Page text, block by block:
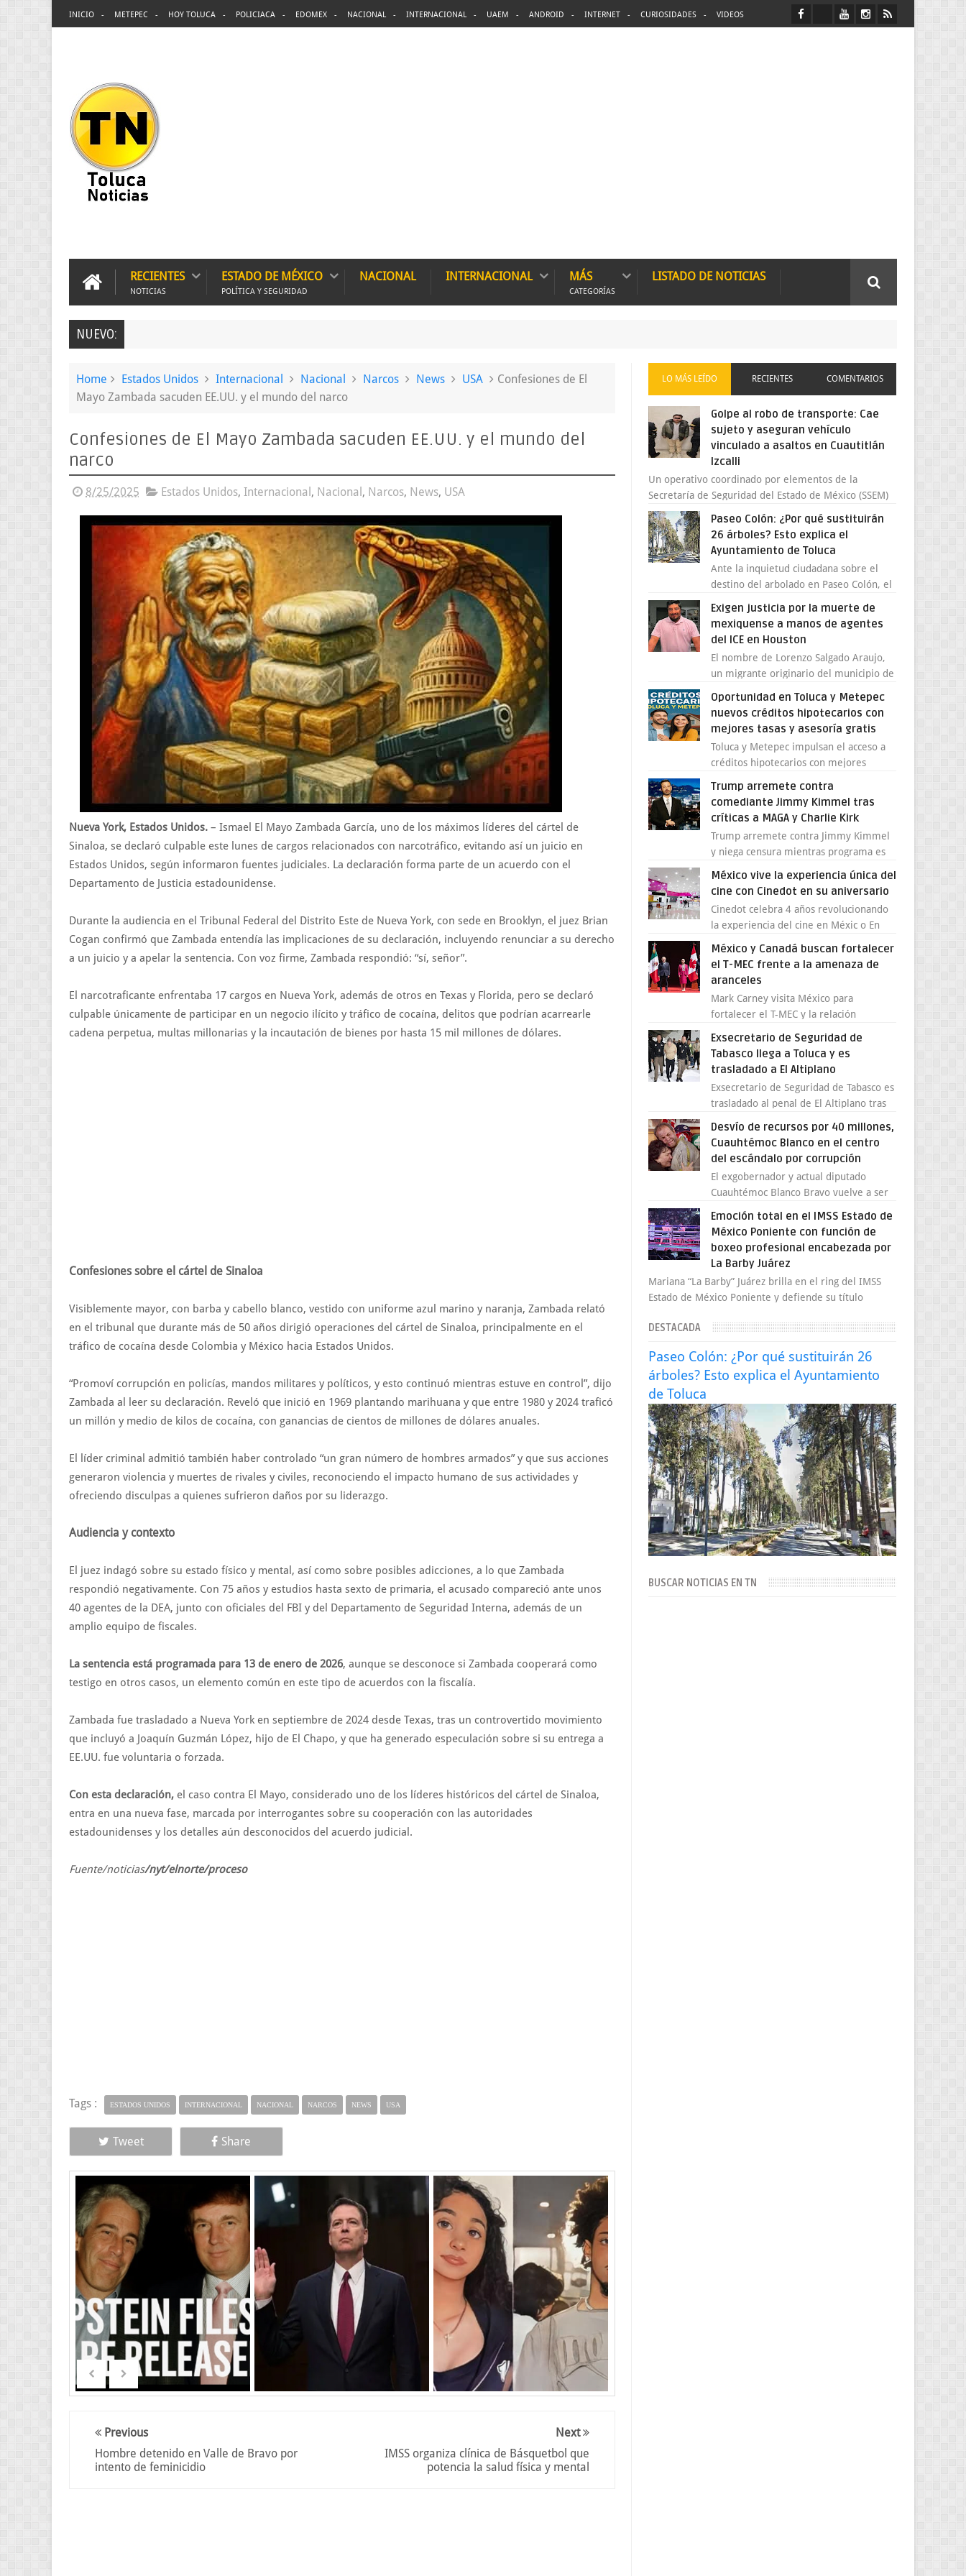
INICIO METEPEC HOY TOLUCA POLICIACA EDOMEX NACIONAL INTERNACIONAL UAEM ANDROID INTERNET CURIOSIDADES VIDEOS
RECIENTES
NOTICIAS
ESTADO DE MÉXICO
POLÍTICA Y SEGURIDAD
NACIONAL INTERNACIONAL MÁS
CATEGORÍAS
LISTADO DE NOTICIAS
NUEVO:
Home Estados Unidos Internacional Nacional Narcos News USA
Confesiones de El
Mayo Zambada sacuden EE.UU. y el mundo del narco
Confesiones de El Mayo Zambada sacuden EE.UU. y el mundo del
narco
8/25/2025 Estados Unidos, Internacional , Nacional , Narcos, News, USA
Nueva York, Estados Unidos. – Ismael El Mayo Zambada García, uno de los máximos líderes del cártel de
Sinaloa, se declaró culpable este lunes de cargos relacionados con narcotráfico, evitando así un juicio en
Estados Unidos, según informaron fuentes judiciales. La declaración forma parte de un acuerdo con el
Departamento de Justicia estadounidense.
Durante la audiencia en el Tribunal Federal del Distrito Este de Nueva York, con sede en Brooklyn, el juez Brian
Cogan confirmó que Zambada entendía las implicaciones de su declaración, incluyendo renunciar a su derecho
a un juicio y a apelar la sentencia. Con voz firme, Zambada respondió: “sí, señor”.
El narcotraficante enfrentaba 17 cargos en Nueva York, además de otros en Texas y Florida, pero se declaró
culpable únicamente de participar en un negocio ilícito y tráfico de cocaína, delitos que podrían acarrearle
cadena perpetua, multas millonarias y la incautación de bienes por hasta 15 mil millones de dólares.
Confesiones sobre el cártel de Sinaloa
Visiblemente mayor, con barba y cabello blanco, vestido con uniforme azul marino y naranja, Zambada relató
en el tribunal que durante más de 50 años dirigió operaciones del cártel de Sinaloa, principalmente en el
tráfico de cocaína desde Colombia y México hacia Estados Unidos.
“Promoví corrupción en policías, mandos militares y políticos, y esto continuó mientras estuve en control”, dijo
Zambada al leer su declaración. Reveló que inició en 1969 plantando marihuana y que entre 1980 y 2024 traficó
un millón y medio de kilos de cocaína, con ganancias de cientos de millones de dólares anuales.
El líder criminal admitió también haber controlado “un gran número de hombres armados” y que sus acciones
generaron violencia y muertes de rivales y civiles, reconociendo el impacto humano de sus actividades y
ofreciendo disculpas a quienes sufrieron daños por su liderazgo.
Audiencia y contexto
El juez indagó sobre su estado físico y mental, así como sobre posibles adicciones, a lo que Zambada
respondió negativamente. Con 75 años y estudios hasta sexto de primaria, el acusado compareció ante unos
40 agentes de la DEA, junto con oficiales del FBI y del Departamento de Seguridad Interna, además de un
amplio equipo de fiscales.
La sentencia está programada para 13 de enero de 2026, aunque se desconoce si Zambada cooperará como
testigo en otros casos, un elemento común en este tipo de acuerdos con la fiscalía.
Zambada fue trasladado a Nueva York en septiembre de 2024 desde Texas, tras un controvertido movimiento
que incluyó a Joaquín Guzmán López, hijo de El Chapo, y que ha generado especulación sobre si su entrega a
EE.UU. fue voluntaria o forzada.
Con esta declaración, el caso contra El Mayo, considerado uno de los líderes históricos del cártel de Sinaloa,
entra en una nueva fase, marcada por interrogantes sobre su cooperación con las autoridades
estadounidenses y los detalles aún desconocidos del acuerdo judicial.
Fuente/noticias/nyt/elnorte/proceso
Tags : ESTADOS UNIDOS INTERNACIONAL NACIONAL NARCOS NEWS USA
Tweet Share
Next
IMSS organiza clínica de Básquetbol que
potencia la salud física y mental
Previous
Hombre detenido en Valle de Bravo por
intento de feminicidio
LO MÁS LEÍDO RECIENTES COMENTARIOS
Golpe al robo de transporte: Cae
sujeto y aseguran vehículo
vinculado a asaltos en Cuautitlán
Izcalli
Un operativo coordinado por elementos de la
Secretaría de Seguridad del Estado de México (SSEM)
permitió el aseguramiento de un vehículo vin...
Paseo Colón: ¿Por qué sustituirán
26 árboles? Esto explica el
Ayuntamiento de Toluca
Ante la inquietud ciudadana sobre el
destino del arbolado en Paseo Colón, el
solo 26 ejemplares será...
Exigen justicia por la muerte de
mexiquense a manos de agentes
del ICE en Houston
El nombre de Lorenzo Salgado Araujo,
un migrante originario del municipio de
convertido en el centro de un...
Oportunidad en Toluca y Metepec
nuevos créditos hipotecarios con
mejores tasas y asesoría gratis
Toluca y Metepec impulsan el acceso a
créditos hipotecarios con mejores
emprendedores Con la creciente
neces...
Trump arremete contra
comediante Jimmy Kimmel tras
críticas a MAGA y Charlie Kirk
Trump arremete contra Jimmy Kimmel
y niega censura mientras programa es
programa Jimmy Kimmel Live! ...
México vive la experiencia única del
cine con Cinedot en su aniversario
Cinedot celebra 4 años revolucionando
la experiencia del cine en Méxic o En
demostrado que es posible reinve...
México y Canadá buscan fortalecer
el T-MEC frente a la amenaza de
aranceles
Mark Carney visita México para
fortalecer el T-MEC y la relación
tensión comercial provocada por la
Exsecretario de Seguridad de
Tabasco llega a Toluca y es
trasladado a El Altiplano
Exsecretario de Seguridad de Tabasco es
trasladado al penal de El Altiplano tras
ser extraditado a México El exsecretario
Desvío de recursos por 40 millones,
Cuauhtémoc Blanco en el centro
del escándalo por corrupción
El exgobernador y actual diputado
Cuauhtémoc Blanco Bravo vuelve a ser
Emoción total en el IMSS Estado de
México Poniente con función de
boxeo profesional encabezada por
La Barby Juárez
Mariana “La Barby” Juárez brilla en el ring del IMSS
Estado de México Poniente y defiende su título
DESTACADA
Paseo Colón: ¿Por qué sustituirán 26
árboles? Esto explica el Ayuntamiento
de Toluca
BUSCAR NOTICIAS EN TN